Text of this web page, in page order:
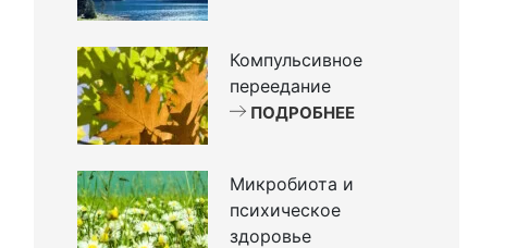
Компульсивное
переедание
ПОДРОБНЕЕ
Микробиота и
психическое
здоровье